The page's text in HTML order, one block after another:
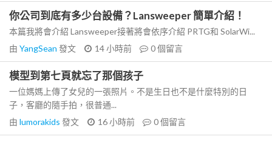
你公司到底有多少台設備？Lansweeper 簡單介紹！
本篇我將會介紹 Lansweeper接著將會依序介紹 PRTG和 SolarWi...
由 YangSean 發文 14 小時前 0個留言
模型到第七頁就忘了那個孩子
一位媽媽上傳了女兒的一張照片。不是生日也不是什麼特別的日
子，客廳的隨手拍，很普通...
由 lumorakids 發文 16 小時前 0個留言